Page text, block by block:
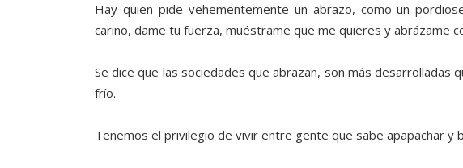
Hay quien pide vehementemente un abrazo, como un
cariño, dame tu fuerza, muéstrame que me quieres y abrázame
Se dice que las sociedades que abrazan, son más desarrolladas
frío.
Tenemos el privilegio de vivir entre gente que sabe apapachar y